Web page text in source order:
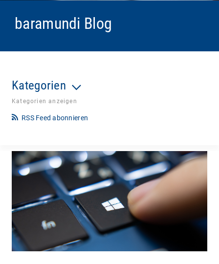
baramundi Blog
Kategorien
Kategorien anzeigen
RSS Feed abonnieren